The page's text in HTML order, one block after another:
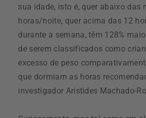
sua idade, isto é, quer abaixo das
horas/noite, quer acima das 12
durante a semana, têm 128%
de serem classificados como
excesso de peso
que dormiam as horas
investigador Aristides Machado-